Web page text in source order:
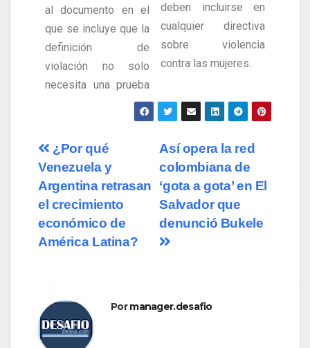
al documento en el
que se incluye que la
definición de
violación no solo
necesita una prueba
deben incluirse en
cualquier directiva
sobre violencia
contra las mujeres.
Así opera la red
colombiana de
‘gota a gota’ en El
Salvador que
denunció Bukele
¿Por qué
Venezuela y
Argentina retrasan
el crecimiento
económico de
América Latina?
Pormanager.desafio